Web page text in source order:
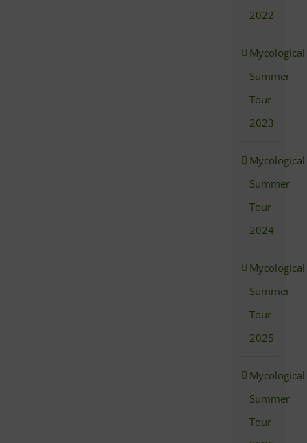
2022
Mycological
Summer
Tour
2023
Mycological
Summer
Tour
2024
Mycological
Summer
Tour
2025
Mycological
Summer
Tour